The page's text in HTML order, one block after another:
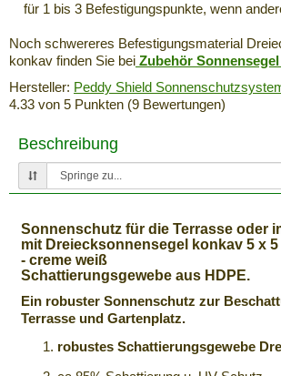
für 1 bis 3 Befestigungspunkte, wenn
Noch schwereres Befestigungsmaterial
konkav finden Sie bei Zubehör
Hersteller: Peddy Shield
4.33 von 5 Punkten (9 Bewertungen)
Beschreibung
Sonnenschutz für die Terrasse oder
mit Dreiecksonnensegel konkav 5 x 5
- creme weiß
Schattierungsgewebe aus HDPE.
Ein robuster Sonnenschutz zur
Terrasse und Gartenplatz.
robustes Schattierungsgewebe